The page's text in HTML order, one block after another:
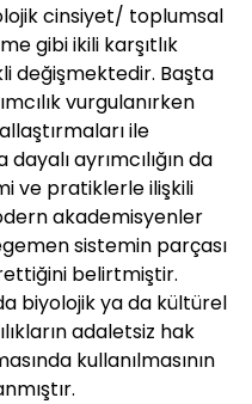
cinsiyet/ toplumsal
gibi ikili karşıtlık
değişmektedir. Başta
vurgulanırken
ile
ayrımcılığın da
ve pratiklerle ilişkili
akademisyenler
sistemin parçası
belirtmiştir.
biyolojik ya da kültürel
adaletsiz hak
kullanılmasının